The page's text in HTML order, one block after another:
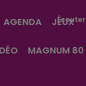
AGENDA JEUX
MAGNUM 80
Écouter